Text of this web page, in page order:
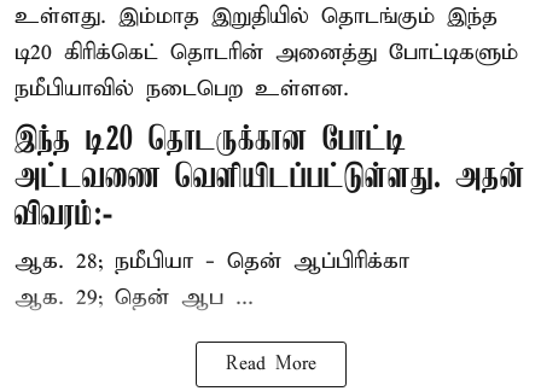
உள்ளது. இம்மாத இறுதியில் தொடங்கும் இந்த
டி20 கிரிக்கெட் தொடரின் அனைத்து போட்டிகளும்
நமீபியாவில் நடைபெற உள்ளன.
இந்த டி20 தொடருக்கான போட்டி
அட்டவணை வெளியிடப்பட்டுள்ளது. அதன்
விவரம்:-
ஆக. 28; நமீபியா - தென் ஆப்பிரிக்கா
ஆக. 29; தென் ஆப ...
Read More